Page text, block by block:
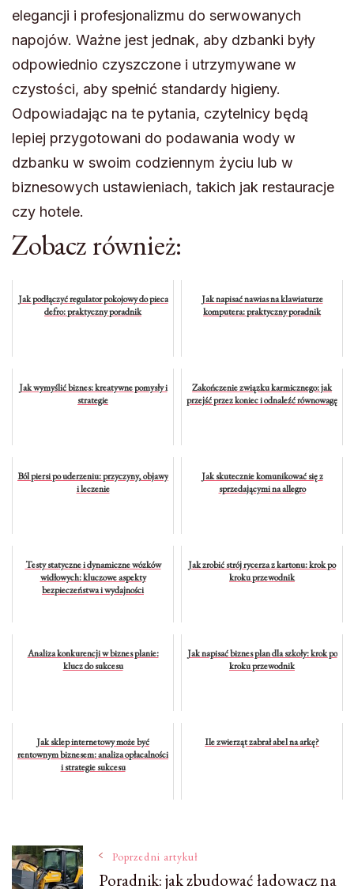
elegancji i profesjonalizmu do serwowanych
napojów. Ważne jest jednak, aby dzbanki były
odpowiednio czyszczone i utrzymywane w
czystości, aby spełnić standardy higieny.
Odpowiadając na te pytania, czytelnicy będą
lepiej przygotowani do podawania wody w
dzbanku w swoim codziennym życiu lub w
biznesowych ustawieniach, takich jak restauracje
czy hotele.
Zobacz również:
Jak podłączyć regulator pokojowy do pieca
defro: praktyczny poradnik
Jak napisać nawias na klawiaturze
komputera: praktyczny poradnik
Jak wymyślić biznes: kreatywne pomysły i
strategie
Zakończenie związku karmicznego: jak
przejść przez koniec i odnaleźć równowagę
Ból piersi po uderzeniu: przyczyny, objawy
i leczenie
Jak skutecznie komunikować się z
sprzedającymi na allegro
Testy statyczne i dynamiczne wózków
widłowych: kluczowe aspekty
bezpieczeństwa i wydajności
Jak zrobić strój rycerza z kartonu: krok po
kroku przewodnik
Analiza konkurencji w biznes planie:
klucz do sukcesu
Jak napisać biznes plan dla szkoły: krok po
kroku przewodnik
Jak sklep internetowy może być
rentownym biznesem: analiza opłacalności
i strategie sukcesu
Ile zwierząt zabrał abel na arkę?
NawigacjaPoprzedni artykuł
Poradnik: jak zbudować ładowacz na